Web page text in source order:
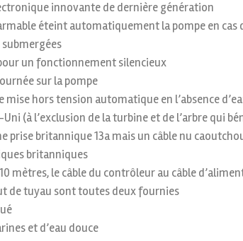
innovante de dernière génération
éteint automatiquement la pompe en
un fonctionnement silencieux
sur la pompe
hors tension automatique en l’absence
(à l’exclusion de la turbine et de l’arbre qui
prise britannique 13a mais un câble nu
britanniques
mètres, le câble du contrôleur au câble
de tuyau sont toutes deux fournies
et d’eau douce